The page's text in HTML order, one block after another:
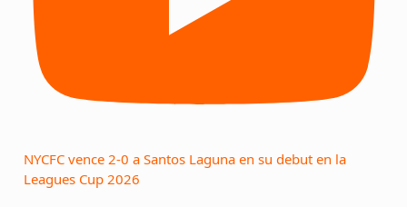
NYCFC vence 2-0 a Santos Laguna en su debut en la
Leagues Cup 2026